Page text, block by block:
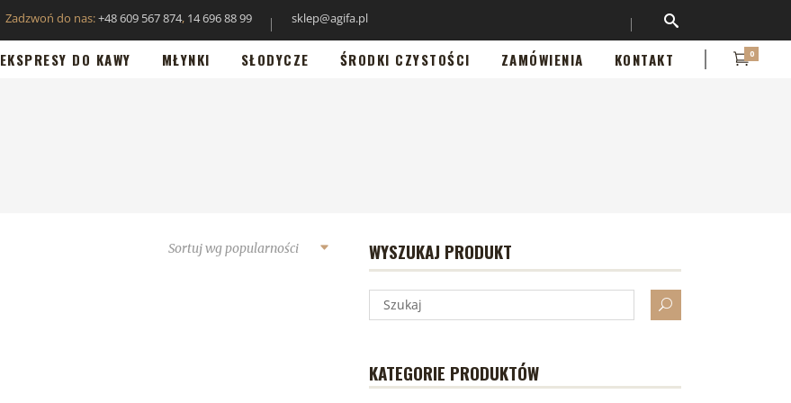
Zadzwoń do nas:+48 609 567 874, 14 696 88 99 sklep@agifa.pl
EKSPRESY DO KAWY MŁYNKI SŁODYCZE ŚRODKI CZYSTOŚCI ZAMÓWIENIA KONTAKT 0
Sortuj wg popularności WYSZUKAJ PRODUKT
KATEGORIE PRODUKTÓW